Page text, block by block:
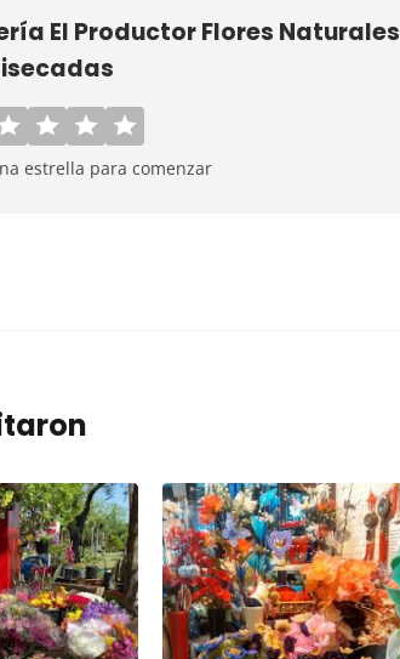
El Productor Flores Naturales
estrella para comenzar